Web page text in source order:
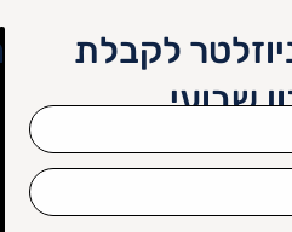
לקבלת
שבועי